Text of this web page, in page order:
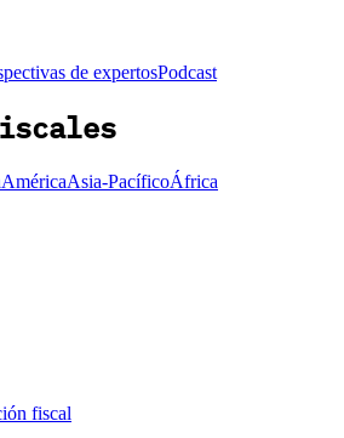
de expertosPodcast
AméricaAsia-PacíficoÁfrica
fiscal